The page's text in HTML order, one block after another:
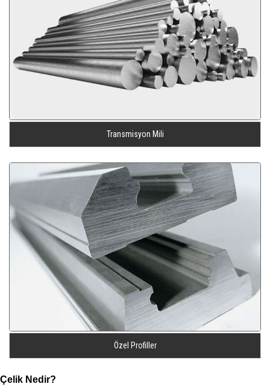
Transmisyon Mili
Özel Profiller
Çelik Nedir?